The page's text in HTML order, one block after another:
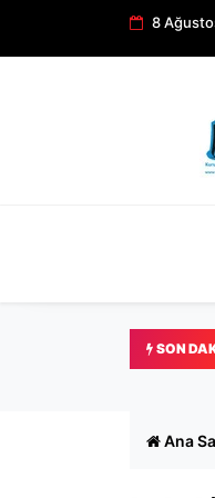
8
SON
Ana